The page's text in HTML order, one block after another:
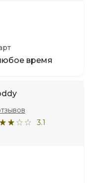
время
3.1